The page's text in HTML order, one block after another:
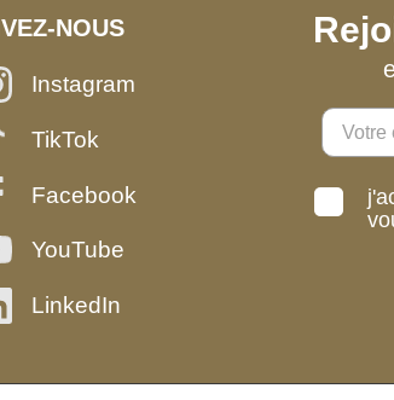
NOUS
Instagram
TikTok
Facebook
YouTube
LinkedIn